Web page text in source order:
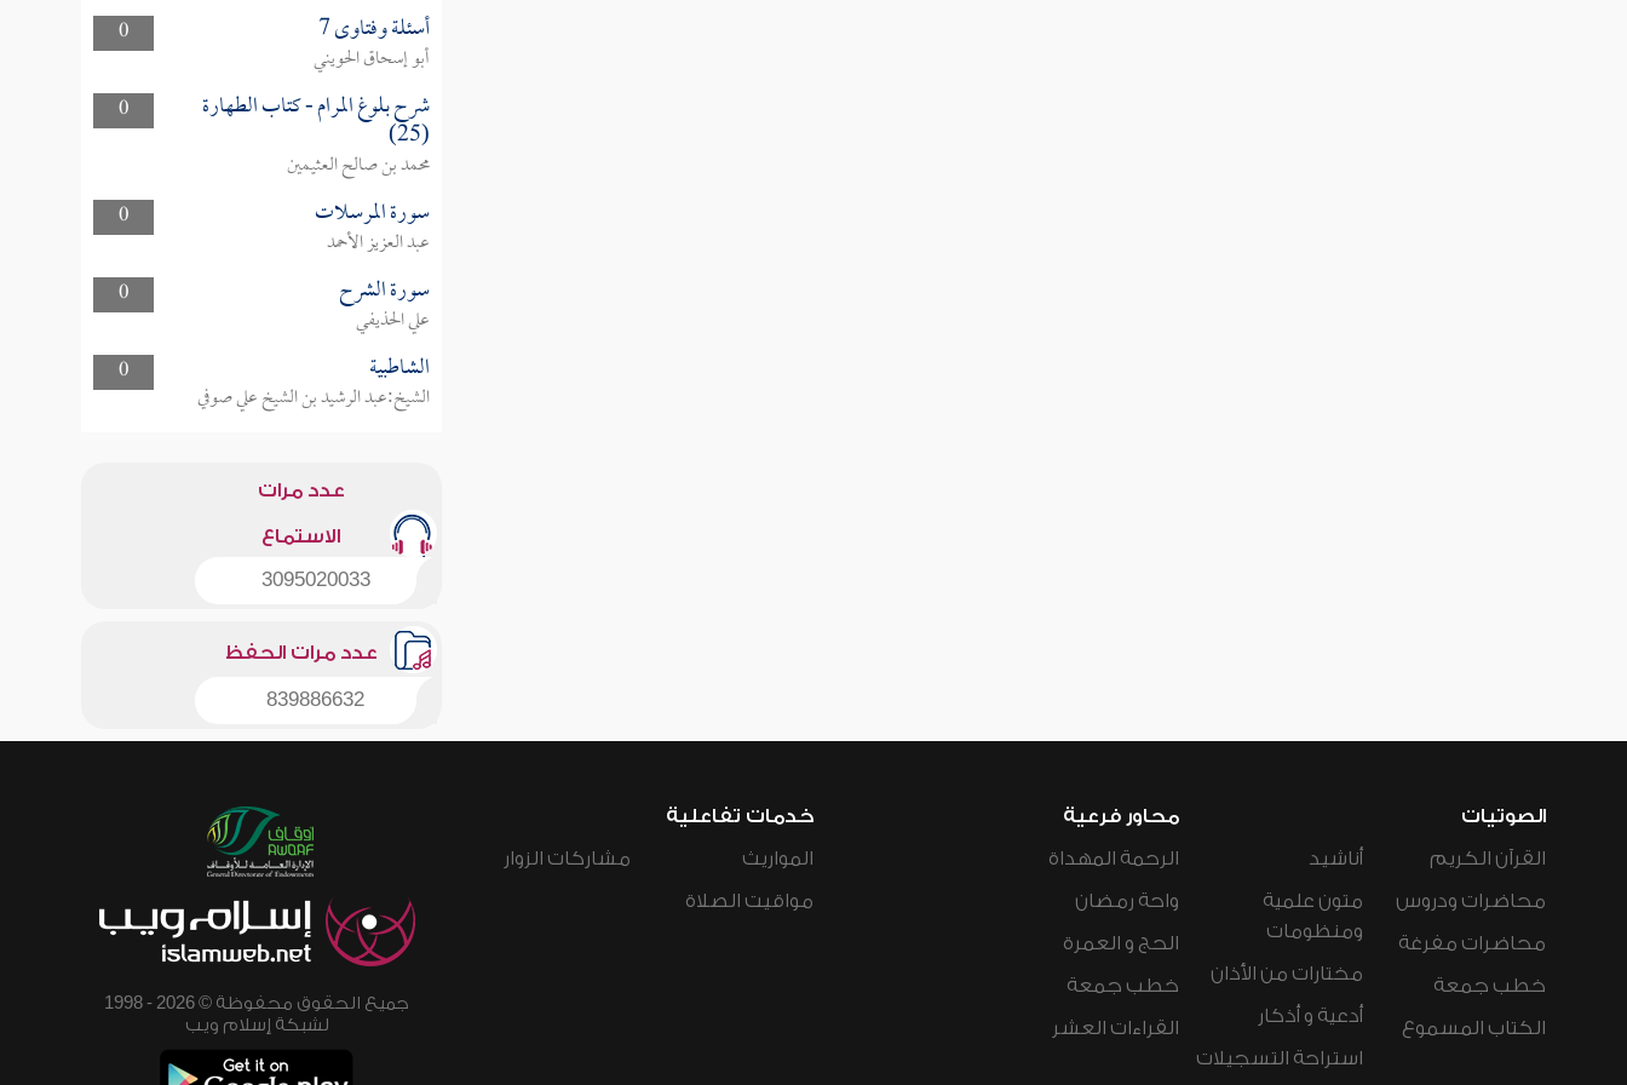
0 أسئلة وفتاوى 7
أبو إسحاق الحويني
0
شرح بلوغ المرام - كتاب الطهارة
(25)
محمد بن صالح العثيمين
0
سورة المرسلات
عبد العزيز الأحمد
0
سورة الشرح
علي الحذيفي
0
الشاطبية
الشيخ:عبد الرشيد بن الشيخ علي صوفي
عدد مرات
الاستماع
3095020033
عدد مرات الحفظ
839886632
الصوتيات
القرآن الكريم
محاضرات ودروس
محاضرات مفرغة
خطب جمعة
الكتاب المسموع
أناشيد
متون علمية
ومنظومات
مختارات من الأذان
أدعية و أذكار
استراحة التسجيلات
محاور فرعية
الرحمة المهداة
واحة رمضان
الحج و العمرة
خطب جمعة
القراءات العشر
خدمات تفاعلية
المواريث
مواقيت الصلاة
مشاركات الزوار
جميع الحقوق محفوظة © 2026 - 1998
لشبكة إسلام ويب